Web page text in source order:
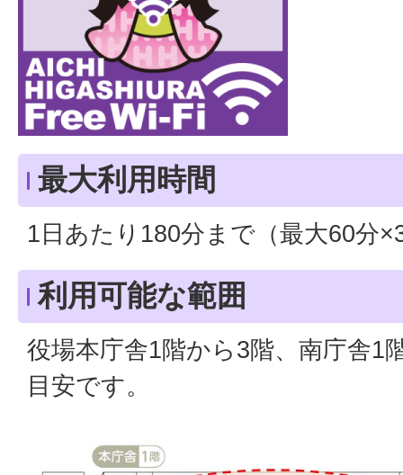
最大利用時間
1日あたり180分まで（最大60分
利用可能な範囲
役場本庁舎1階から3階、南庁舎1
目安です。